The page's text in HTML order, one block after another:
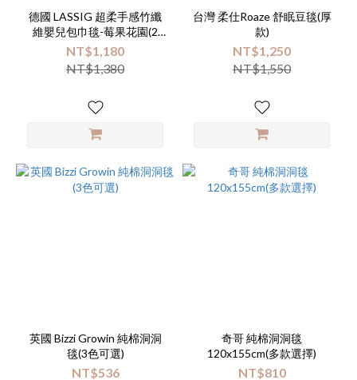
德國 LASSIG 超柔手感竹纖
維嬰兒包巾毯-莓果花園(2
入/3入)
NT$1,180
NT$1,380
台灣 柔仕Roaze 舒眠豆毯(厚
款)
NT$1,250
NT$1,550
英國 Bizzi Growin 純棉洞洞
毯(3色可選)
NT$536
奇哥 純棉洞洞毯
120x155cm(多款選擇)
NT$810